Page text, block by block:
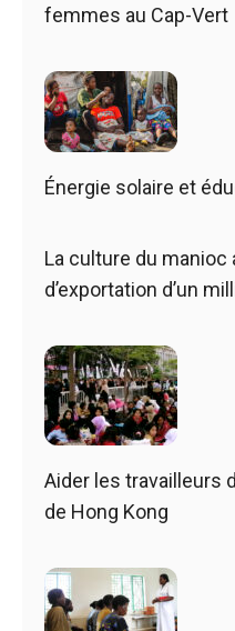
femmes au Cap-Vert
Énergie solaire et
La culture du manioc
d’exportation d’un
Aider les travailleurs
de Hong Kong